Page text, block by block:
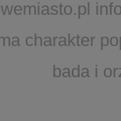
charakter
bada i